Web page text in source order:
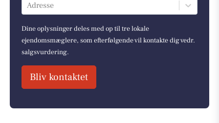
Adresse
Dine oplysninger deles med op til tre lokale
ejendomsmæglere, som efterfølgende vil kontakte dig vedr.
salgsvurdering.
Bliv kontaktet